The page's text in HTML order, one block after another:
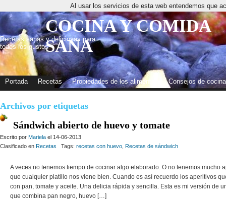
COCINA Y COMIDA
SANA
Recetas sanas y deliciosas para
todos los gustos
Portada Recetas Propiedades de los alimentos Consejos de cocina
Archivos por etiquetas
Sándwich abierto de huevo y tomate
Escrito por Mariela el 14-06-2013
Clasificado en Recetas Tags: recetas con huevo Recetas de sándwich
A veces no tenemos tiempo de cocinar algo elaborado. O no tenemos mucho
que cualquier platillo nos viene bien. Cuando es así recuerdo los aperitivos
con pan, tomate y aceite. Una delicia rápida y sencilla. Esta es mi versión de
que combina pan negro, huevo […]
Al usar los servicios de esta web entendemos que